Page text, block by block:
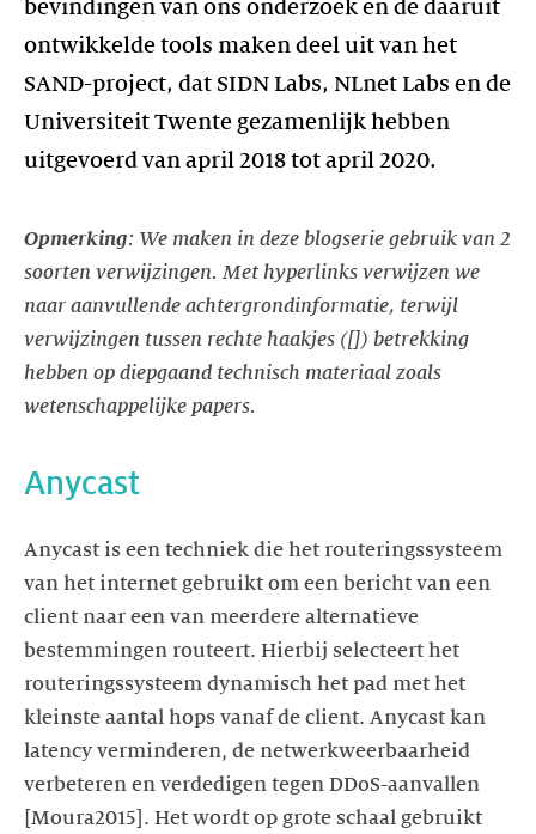
bevindingen van ons onderzoek en de daaruit
ontwikkelde tools maken deel uit van het
SAND-project, dat SIDN Labs, NLnet Labs en de
Universiteit Twente gezamenlijk hebben
Opmerking: We maken in deze blogserie gebruik van 2
soorten verwijzingen. Met hyperlinks verwijzen we
naar aanvullende achtergrondinformatie, terwijl
verwijzingen tussen rechte haakjes ([]) betrekking
hebben op diepgaand technisch materiaal zoals
wetenschappelijke papers.
Anycast
Anycast is een techniek die het routeringssysteem
van het internet gebruikt om een bericht van een
client naar een van meerdere alternatieve
bestemmingen routeert. Hierbij selecteert het
routeringssysteem dynamisch het pad met het
kleinste aantal hops vanaf de client. Anycast kan
latency verminderen, de netwerkweerbaarheid
verbeteren en verdedigen tegen DDoS-aanvallen
[Moura2015]. Het wordt op grote schaal gebruikt